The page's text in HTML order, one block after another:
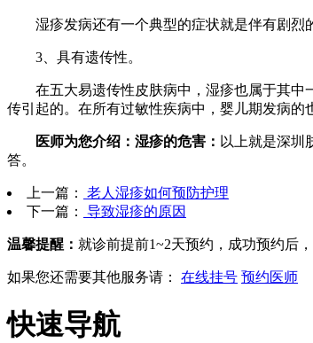
湿疹发病还有一个典型的症状就是伴有剧烈的
3、具有遗传性。
在五大易遗传性皮肤病中，湿疹也属于其中一
传引起的。在所有过敏性疾病中，婴儿期发病的
医师为您介绍：湿疹的危害： 以上就是深圳
答。
上一篇：
老人湿疹如何预防护理
下一篇：
导致湿疹的原因
温馨提醒： 就诊前提前1~2天预约，成功预约后
如果您还需要其他服务请： 在线挂号 预约医师
快速导航